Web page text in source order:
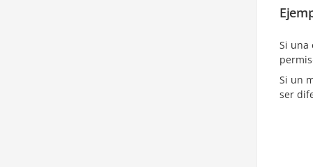
Si una
Si un
ser